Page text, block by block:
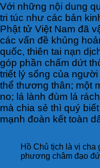
Với những nội dung
tri túc như các bản
Phật tử Việt Nam đã
các vấn đề khủng
quốc, thiên tai nạn
góp phần chấm dứt
triết lý sống của
thể thương thân; một
no; lá lành đùm lá
mà chia sẻ thì quý
mạnh đoàn kết toàn
Hồ Chủ tịch là vị cha
phương châm đạo